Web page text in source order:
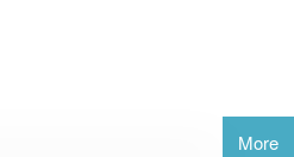
More